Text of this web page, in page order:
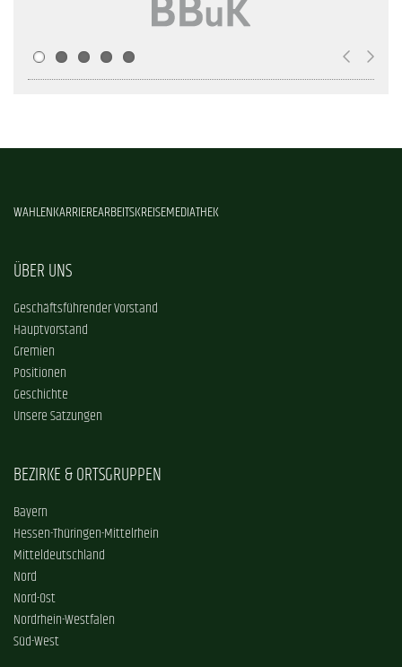
WAHLENKARRIEREARBEITSKREISEMEDIATHEK
ÜBER UNS
Geschäftsführender Vorstand
Hauptvorstand
Gremien
Positionen
Geschichte
Unsere Satzungen
BEZIRKE & ORTSGRUPPEN
Bayern
Hessen-Thüringen-Mittelrhein
Mitteldeutschland
Nord
Nord-Ost
Nordrhein-Westfalen
Süd-West